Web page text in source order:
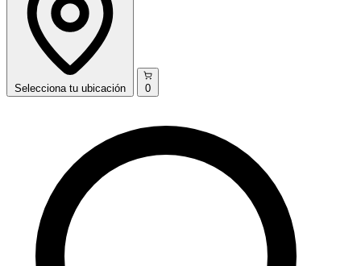
Selecciona tu ubicación 0